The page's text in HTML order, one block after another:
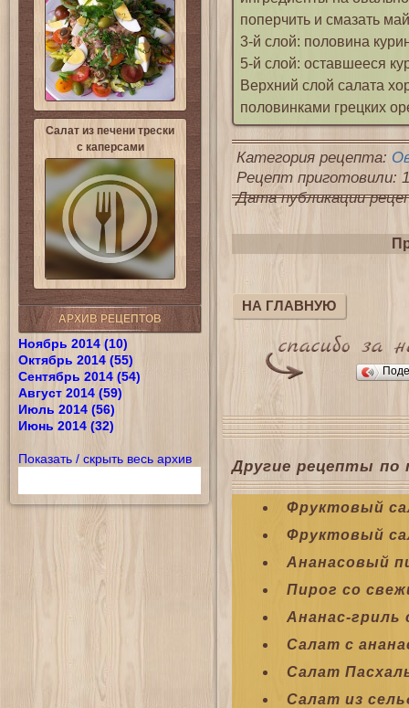
Салат из печени трески
с каперсами
АРХИВ РЕЦЕПТОВ
Ноябрь 2014 (10)
Октябрь 2014 (55)
Сентябрь 2014 (54)
Август 2014 (59)
Июль 2014 (56)
Июнь 2014 (32)
Показать / скрыть весь архив
поперчить и смазать
3-й слой: половина
5-й слой: оставшееся
Верхний слой салата
половинками грецких
Категория рецепта:
Рецепт приготовили:
Дата публикации
НА ГЛАВНУЮ
Другие рецепты по
Фруктовый
Фруктовый
Ананасовый
Пирог со
Ананас-гриль
Салат с
Салат
Салат из